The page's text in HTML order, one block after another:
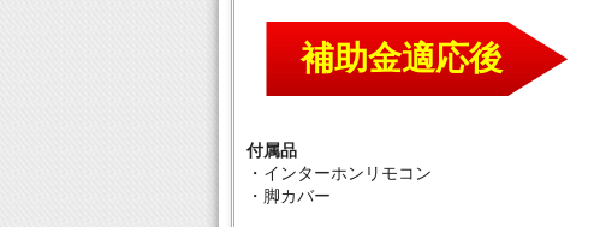
補助金適応後
付属品
・インターホンリモコン
・脚カバー